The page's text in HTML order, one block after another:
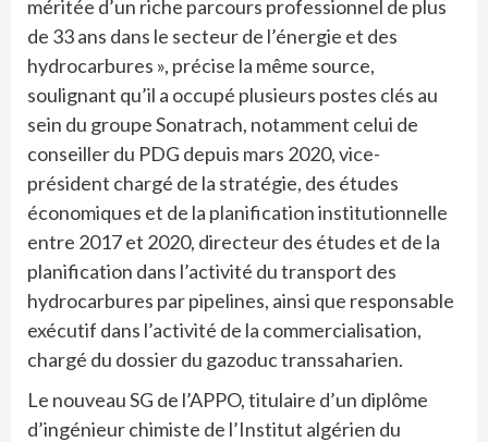
méritée d’un riche parcours professionnel de plus
de 33 ans dans le secteur de l’énergie et des
hydrocarbures », précise la même source,
soulignant qu’il a occupé plusieurs postes clés au
sein du groupe Sonatrach, notamment celui de
conseiller du PDG depuis mars 2020, vice-
président chargé de la stratégie, des études
économiques et de la planification institutionnelle
entre 2017 et 2020, directeur des études et de la
planification dans l’activité du transport des
hydrocarbures par pipelines, ainsi que responsable
exécutif dans l’activité de la commercialisation,
chargé du dossier du gazoduc transsaharien.
Le nouveau SG de l’APPO, titulaire d’un diplôme
d’ingénieur chimiste de l’Institut algérien du